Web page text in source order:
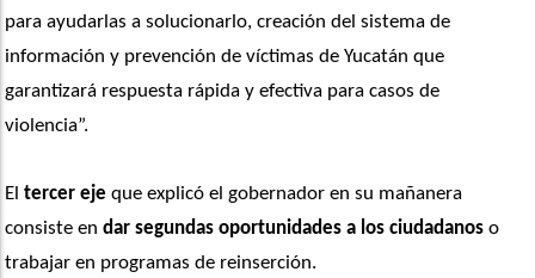
para ayudarlas a solucionarlo, creación del sistema de
información y prevención de víctimas de Yucatán que
garantizará respuesta rápida y efectiva para casos de
violencia”.
El tercer eje que explicó el gobernador en su mañanera
consiste en dar segundas oportunidades a los ciudadanos o
trabajar en programas de reinserción.